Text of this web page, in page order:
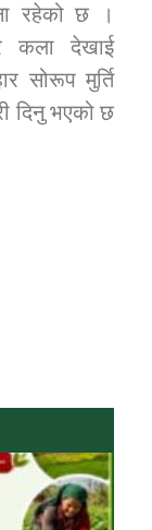
रहेको छ ।
कला देखाई
सोरूप मुर्ति
दिनु भएको छ